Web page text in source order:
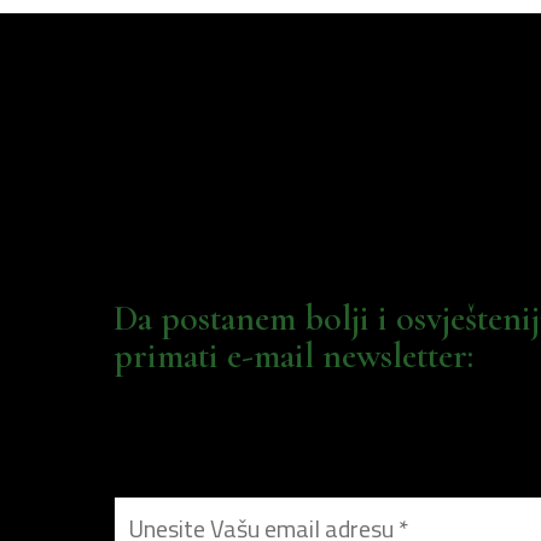
Da postanem bolji i
primati e-mail newsletter: